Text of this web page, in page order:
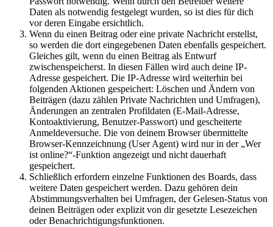
Daten als notwendig festgelegt wurden, so ist dies für dich
vor deren Eingabe ersichtlich.
Wenn du einen Beitrag oder eine private Nachricht erstellst,
so werden die dort eingegebenen Daten ebenfalls gespeichert.
Gleiches gilt, wenn du einen Beitrag als Entwurf
zwischenspeicherst. In diesen Fällen wird auch deine IP-
Adresse gespeichert. Die IP-Adresse wird weiterhin bei
folgenden Aktionen gespeichert: Löschen und Ändern von
Beiträgen (dazu zählen Private Nachrichten und Umfragen),
Änderungen an zentralen Profildaten (E-Mail-Adresse,
Kontoaktivierung, Benutzer-Passwort) und gescheiterte
Anmeldeversuche. Die von deinem Browser übermittelte
Browser-Kennzeichnung (User Agent) wird nur in der „Wer
ist online?“-Funktion angezeigt und nicht dauerhaft
gespeichert.
Schließlich erfordern einzelne Funktionen des Boards, dass
weitere Daten gespeichert werden. Dazu gehören dein
Abstimmungsverhalten bei Umfragen, der Gelesen-Status von
deinen Beiträgen oder explizit von dir gesetzte Lesezeichen
oder Benachrichtigungsfunktionen.